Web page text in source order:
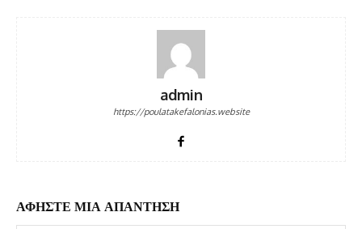
admin
https://poulatakefalonias.website
ΑΦΗΣΤΕ ΜΙΑ ΑΠΑΝΤΗΣΗ